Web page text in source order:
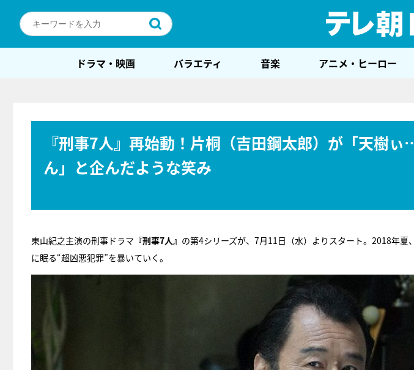
ドラマ・映画 バラエティ 音楽 アニメ・ヒーロー
『刑事7人』再始動！片桐（吉田鋼太郎）が「天樹
ん」と企んだような笑み
東山紀之主演の刑事ドラマ 『刑事7人』 の第4シリーズが、7月11日（水）よりスタート。2018年夏
に眠る“超凶悪犯罪”を暴いていく。